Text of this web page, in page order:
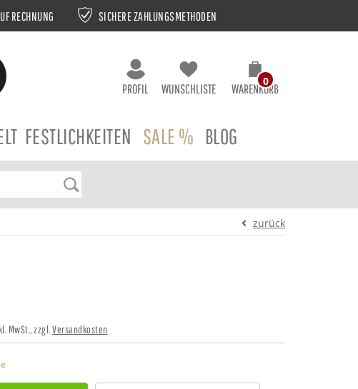
RECHNUNG SICHERE ZAHLUNGSMETHODEN
PROFIL WUNSCHLISTE WARENKORB
0
FESTLICHKEITEN SALE % BLOG
zurück
MwSt., zzgl.Versandkosten